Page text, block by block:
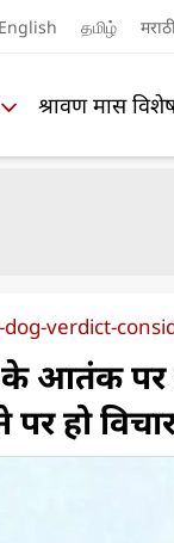
English தமிழ்
श्रावण मास
verdict-
के आतंक पर
पर हो